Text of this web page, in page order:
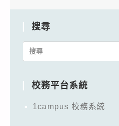
搜尋
Search
校務平台系統
1campus 校務系統